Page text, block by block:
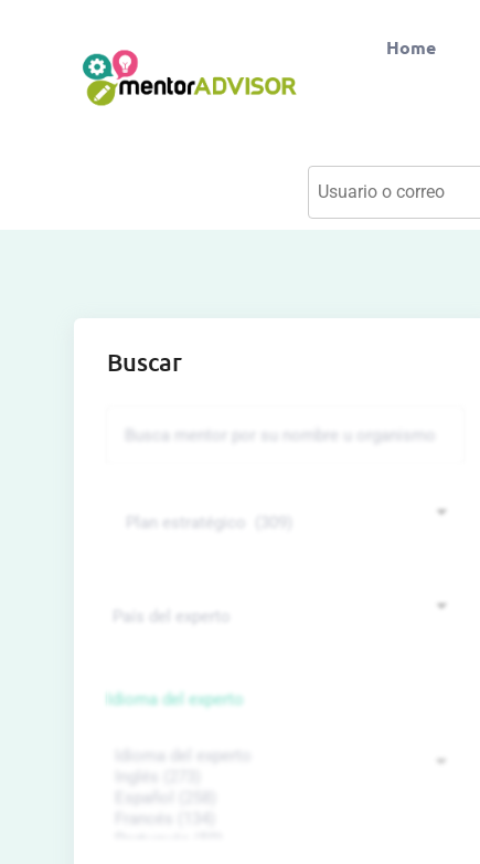
Home
Buscar
Idioma del experto